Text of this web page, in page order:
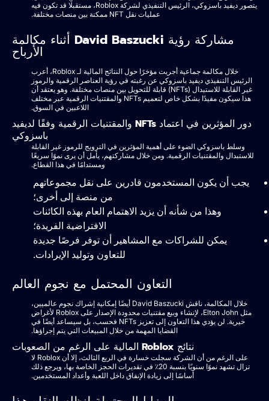
يتصور ديفيد باسزوكي، الرئيس التنفيذي لشركة Roblox، مستقبلًا قد تكون فيه
عمليات نقل NFT ممكنة بين منصات مختلفة.
مشاركة رؤية David Baszucki أثناء مكالمة
الأرباح
خلال مكالمة جماعية أجريت مؤخرًا حول النتائج المالية لـ Roblox، أعرب
الرئيس التنفيذي ديفيد باسزوكي عن رغبته في رؤية العناصر الرقمية والرموز
غير القابلة للاستبدال (NFTs) قابلة للتحويل بين منصات مختلفة. وهو يعتقد أن
هذا سيكون مفيدًا بشكل خاص لتعميم NFTs والمقتنيات الرقمية عبر مختلف
اللاعبين في السوق.
دور المؤثرين في اعتماد NFTs والمقتنيات الرقمية وفقًا لديفيد
باسزوكي
وسلط باسزوكي الضوء على أهمية المؤثرين في الترويج للرموز غير القابلة
للاستبدال والمقتنيات الرقمية. ومن خلال مشاركتهم، يأمل أن يرى نموًا سريعًا
ومستدامًا في هذا القطاع.
يجب أن يكون المستخدمون قادرين على نقل مجموعاتهم
من منصة إلى أخرى؛
وهذا من شأنه أن يزيد الاهتمام العام بهذه الكائنات
الافتراضية الفريدة؛
يمكن للشراكات مع المشاهير أن توفر فرصًا جديدة
للتعاون وتوليد الإيرادات.
التعاون المحتمل مع نجوم العالم
خلال المكالمة، ناقش David Baszucki أيضًا إمكانية إشراك نجوم عالميين،
مثل Elton John، لإنشاء وبيع مقتنيات محدودة الإصدار على Roblox لأغراض
خيرية. لن يؤدي هذا التعاون إلى تعزيز NFTs فحسب، بل سيساعد أيضًا في
القضايا المهمة من خلال المبيعات التي يتم إجراؤها.
نتائج Roblox المالية على الرغم من الصعوبات
على الرغم من أن الشركة سجلت خسارة في الربع الثالث، إلا أن Roblox لا
تزال تشهد نموًا سنويًا بنسبة 20٪ في تقديرات الحجز الخاصة بها، ويرجع ذلك
أساسًا إلى زيادة الإنفاق داخل اللعبة وأعداد المستخدمين.